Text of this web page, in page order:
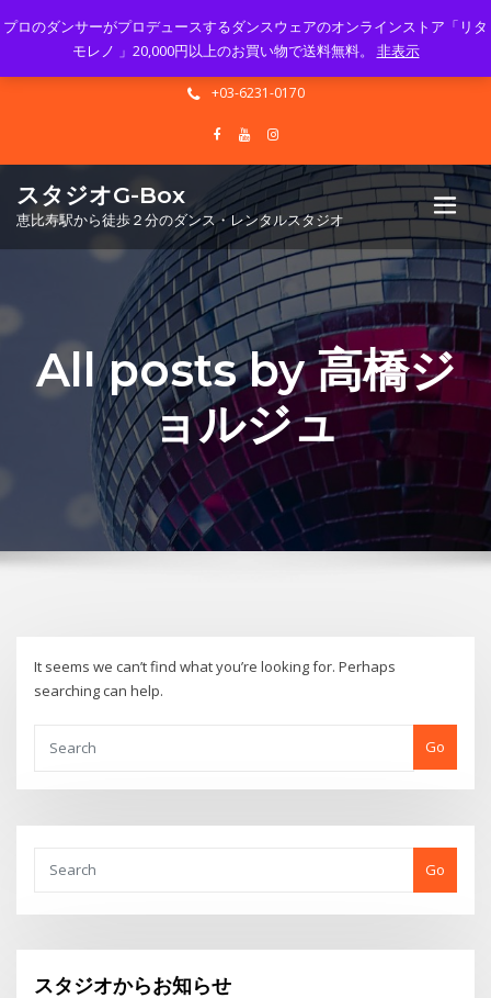
Mon - Sun 10.00 - 23.00
info@gbox-tango.com
+03-6231-0170
スタジオG-Box
恵比寿駅から徒歩２分のダンス・レンタルスタジオ
All posts by 高橋ジ
ョルジュ
It seems we can’t find what you’re looking for. Perhaps
searching can help.
Go
Go
スタジオからお知らせ
プロのダンサーがプロデュースするダンスウェアのオンラインストア「リタ
モレノ 」20,000円以上のお買い物で送料無料。 非表示